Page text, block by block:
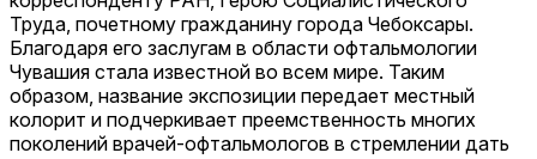
Труда, почетному гражданину города Чебоксары.
Благодаря его заслугам в области офтальмологии
Чувашия стала известной во всем мире. Таким
образом, название экспозиции передает местный
колорит и подчеркивает преемственность многих
поколений врачей-офтальмологов в стремлении дать